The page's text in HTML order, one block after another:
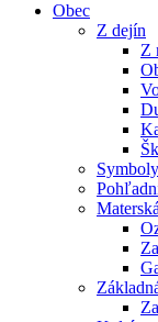
Obec
Z dejín
Z
Symboly